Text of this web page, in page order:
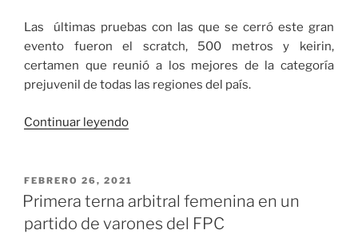
Las últimas pruebas con las que se cerró este gran
evento fueron el scratch, 500 metros y keirin,
certamen que reunió a los mejores de la categoría
prejuvenil de todas las regiones del país.
Continuar leyendo«Angie
Francisco
los
Reyes
PUBLICADO
EL
FEBRERO 26, 2021
Primera terna arbitral femenina en un
partido de varones del FPC